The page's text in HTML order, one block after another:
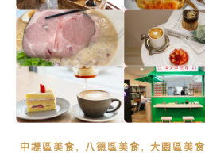
中壢區美食 , 八德區美食 , 大園區美食